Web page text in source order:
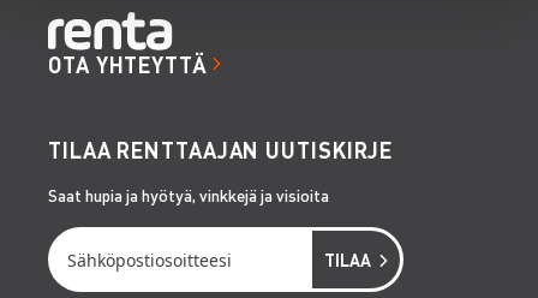
OTA YHTEYTTÄ
TILAA RENTTAAJAN UUTISKIRJE
Saat hupia ja hyötyä, vinkkejä ja visioita